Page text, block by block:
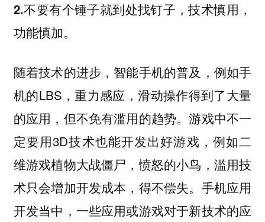
2.不要有个锤子就到处找钉子，技术慎用，
功能慎加。
随着技术的进步，智能手机的普及，例如手
机的LBS，重力感应，滑动操作得到了大量
的应用，但不免有滥用的趋势。游戏中不一
定要用3D技术也能开发出好游戏，例如二
维游戏植物大战僵尸，愤怒的小鸟，滥用技
术只会增加开发成本，得不偿失。手机应用
开发当中，一些应用或游戏对于新技术的应